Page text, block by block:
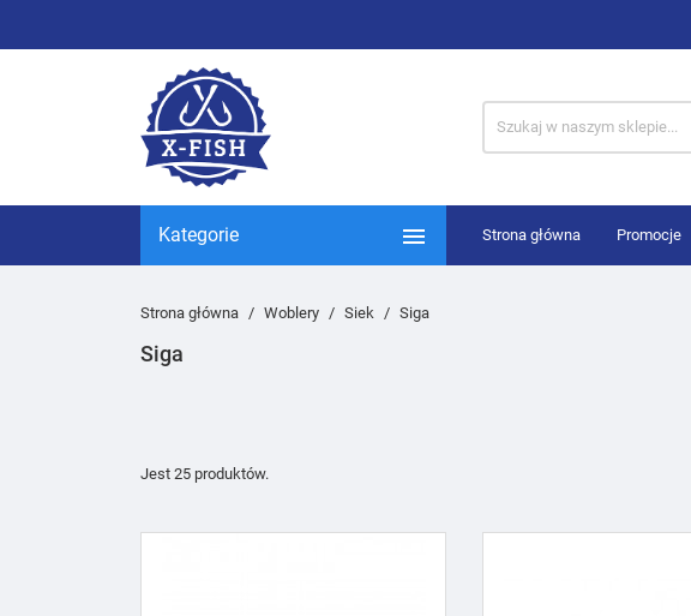
Kategorie  Strona główna Promocje
Strona główna Woblery Siek Siga
Siga
Jest 25 produktów.